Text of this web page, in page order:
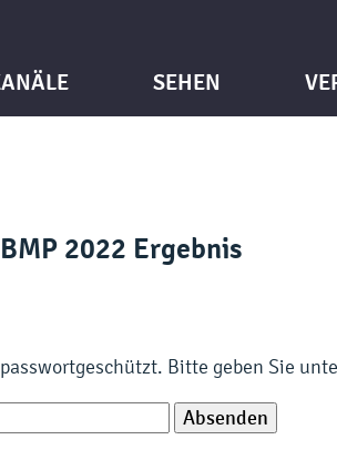
SEHEN
2022 Ergebnis
Bitte geben Sie